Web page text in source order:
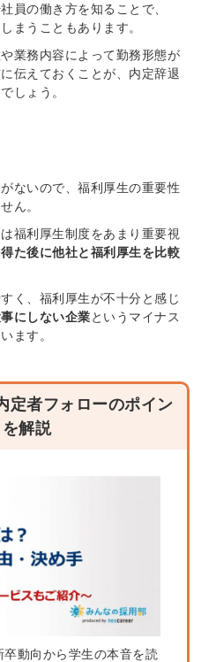
員の働き方を知ることで、
まうこともあります。
業務内容によって勤務形態が
伝えておくことが、内定辞退
しょう。
ないので、福利厚生の重要性
ん。
福利厚生制度をあまり重要視
た後に他社と福利厚生を比較
く、福利厚生が不十分と感じ
にしない企業というマイナス
ます。
定者フォローのポイン
を解説
動向から学生の本音を読